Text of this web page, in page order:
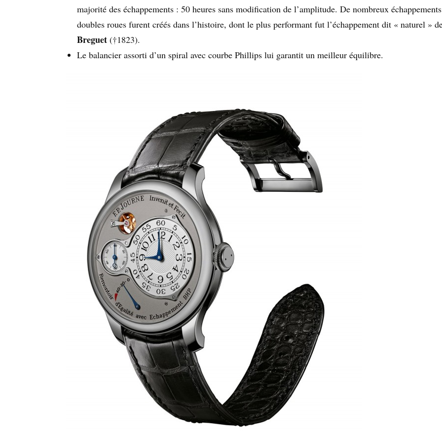
majorité des échappements : 50 heures sans modification de l’amplitude. De nombreux
doubles roues furent créés dans l’histoire, dont le plus performant fut l’échappement dit « naturel »
Breguet(†1823).
Le balancier assorti d’un spiral avec courbe Phillips lui garantit un meilleur équilibre.